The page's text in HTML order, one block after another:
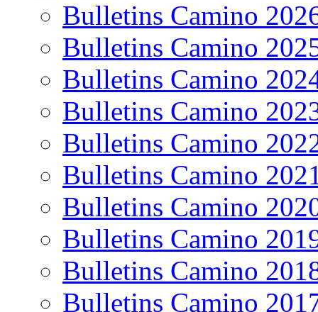
Bulletins Camino
Bulletins Camino
Bulletins Camino
Bulletins Camino
Bulletins Camino
Bulletins Camino
Bulletins Camino
Bulletins Camino
Bulletins Camino
Bulletins Camino